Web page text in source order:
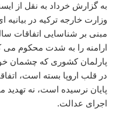
به گزارش خرداد به نقل از
وزارت خارجه ترکیه در بیانیه
ارامنه را به شدت محکوم می
پارلمان کشوری که چشمان
در قلب اروپا بسته است،
پایان نرسیده است، نه
اجرای عدالت.